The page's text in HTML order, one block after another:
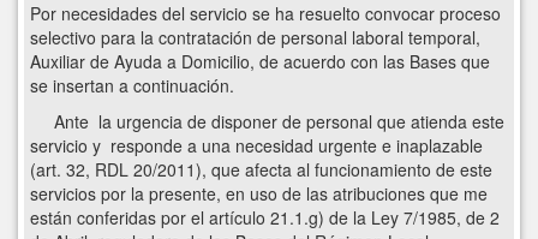
Por necesidades del servicio se ha resuelto convocar proceso
selectivo para la contratación de personal laboral temporal,
Auxiliar de Ayuda a Domicilio, de acuerdo con las Bases que
se insertan a continuación.
Ante la urgencia de disponer de personal que atienda este
servicio y responde a una necesidad urgente e inaplazable
(art. 32, RDL 20/2011), que afecta al funcionamiento de este
servicios por la presente, en uso de las atribuciones que me
están conferidas por el artículo 21.1.g) de la Ley 7/1985, de 2